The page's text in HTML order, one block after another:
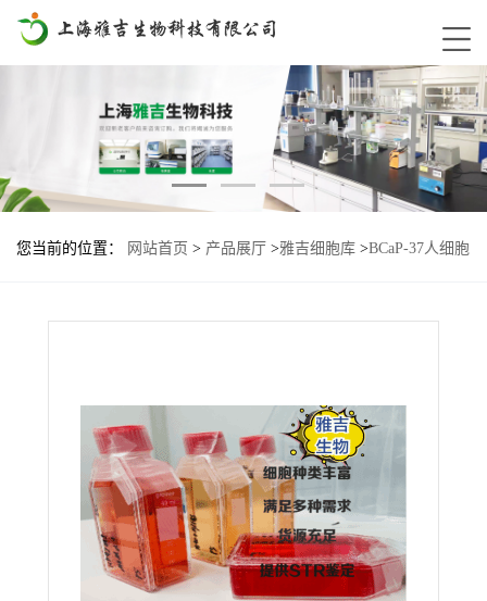
您当前的位置： 网站首页 > 产品展厅 >雅吉细胞库 >BCaP-37人细胞